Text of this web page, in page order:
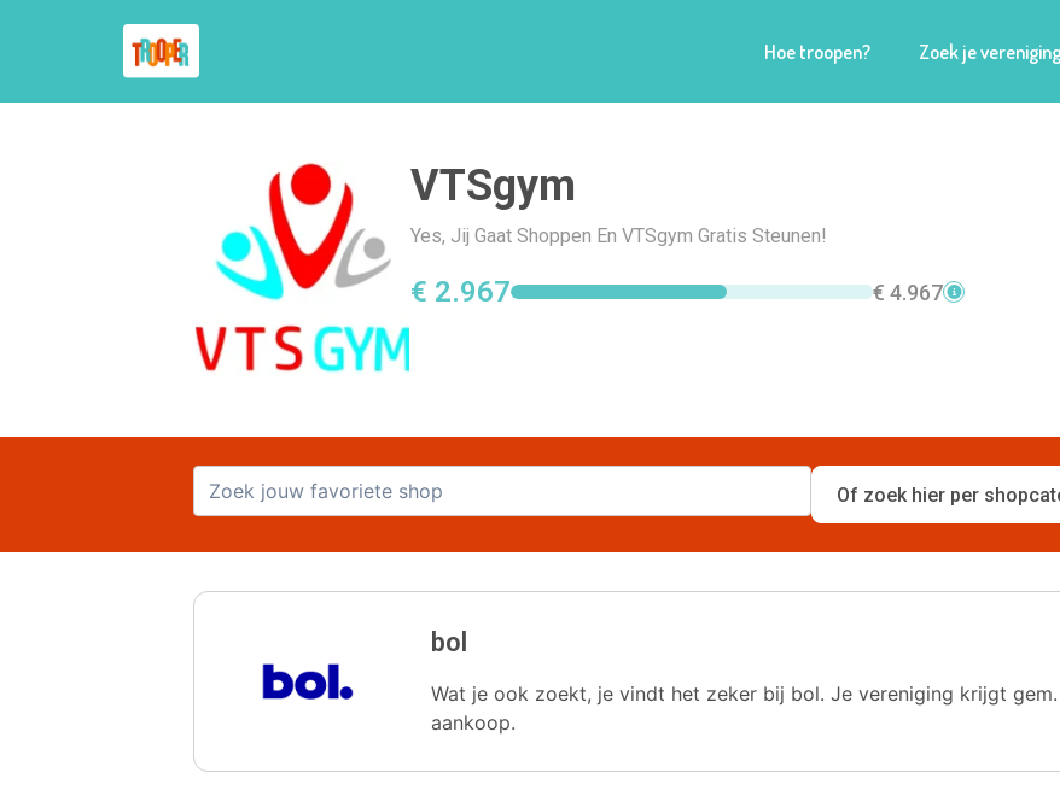
Hoe troopen? Zoek je vereniging
VTSgym
Yes, Jij Gaat Shoppen En VTSgym Gratis Steunen!
€ 2.967 € 4.967
bol
Wat je ook zoekt, je vindt het zeker bij bol. Je vereniging krijgt
aankoop.